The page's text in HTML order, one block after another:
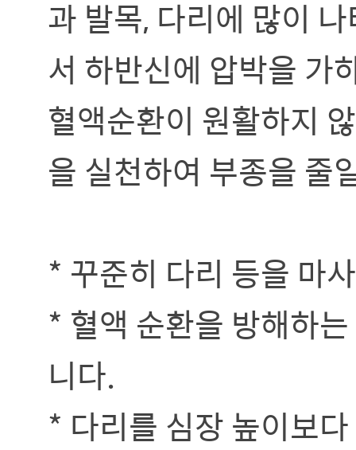
과 발목, 다리에 많이
서 하반신에 압박을 가
혈액순환이 원활하지
을 실천하여 부종을 줄
* 꾸준히 다리 등을 마
* 혈액 순환을 방해하
니다.
* 다리를 심장 높이보